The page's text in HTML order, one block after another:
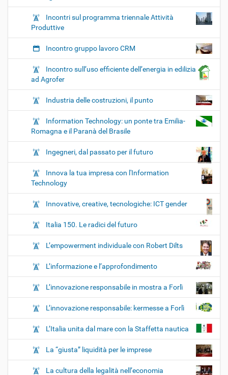
Incontri sul programma triennale Attività
Produttive
Incontro gruppo lavoro CRM
Incontro sull’uso efficiente dell’energia in edilizia
ad Agrofer
Industria delle costruzioni, il punto
Information Technology: un ponte tra Emilia-
Romagna e il Paranà del Brasile
Ingegneri, dal passato per il futuro
Innova la tua impresa con l'Information
Technology
Innovative, creative, tecnologiche: ICT gender
Italia 150. Le radici del futuro
L’empowerment individuale con Robert Dilts
L’informazione e l’approfondimento
L’innovazione responsabile in mostra a Forlì
L’innovazione responsabile: kermesse a Forlì
L’Italia unita dal mare con la Staffetta nautica
La “giusta” liquidità per le imprese
La cultura della legalità nell’economia